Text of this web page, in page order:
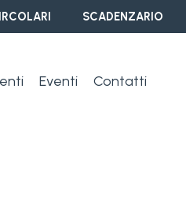
SCADENZARIO
Eventi Contatti